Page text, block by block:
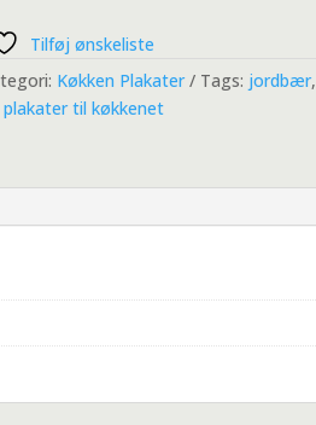
Tilføj ønskeliste
Køkken Plakater Tags: jordbær,
plakater til køkkenet